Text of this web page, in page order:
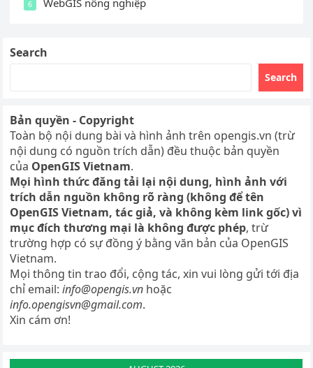
6
Search
Search
Bản quyền - Copyright
Toàn bộ nội dung bài và hình ảnh trên opengis.vn (trừ
nội dung có nguồn trích dẫn) đều thuộc bản quyền
của OpenGIS Vietnam.
Mọi hình thức đăng tải lại nội dung, hình ảnh với
trích dẫn nguồn không rõ ràng (không để tên
OpenGIS Vietnam, tác giả, và không kèm link gốc) vì
mục đích thương mại là không được phép, trừ
trường hợp có sự đồng ý bằng văn bản của OpenGIS
Vietnam.
Mọi thông tin trao đổi, cộng tác, xin vui lòng gửi tới địa
chỉ email:info@opengis.vn hoặc
info.opengisvn@gmail.com.
Xin cám ơn!